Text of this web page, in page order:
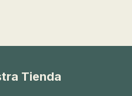
bebé como la del portador.
Tienda